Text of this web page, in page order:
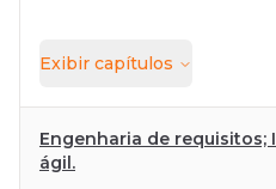
Exibir capítulos
Engenharia de requisitos;
ágil.